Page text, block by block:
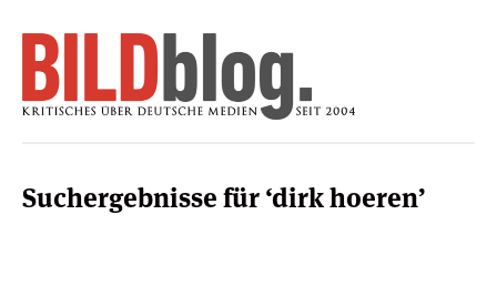
Suchergebnisse für ‘dirk hoeren’